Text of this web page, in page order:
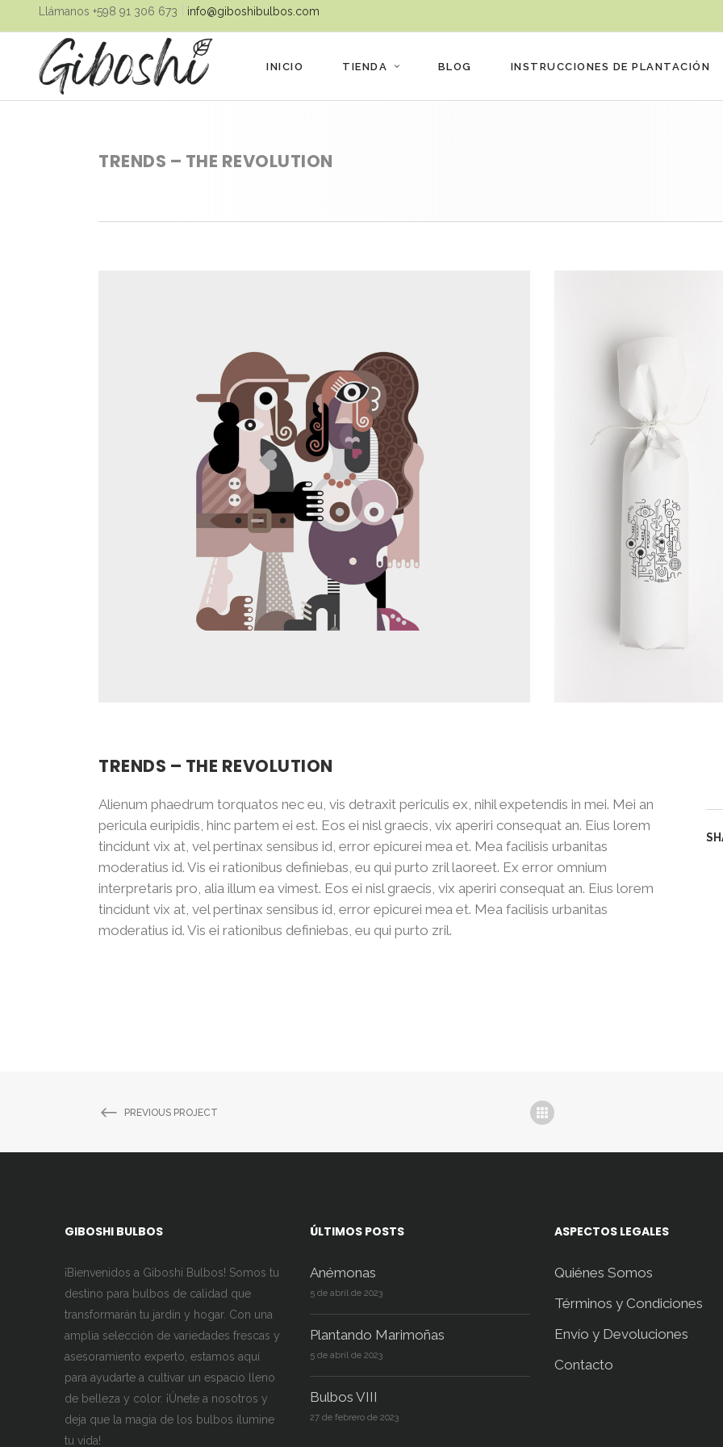
Llámanos ‪+598 91 306 673‬ info@giboshibulbos.com
INICIO TIENDA BLOG INSTRUCCIONES DE PLANTACIÓN
TRENDS – THE REVOLUTION
TRENDS – THE REVOLUTION
Alienum phaedrum torquatos nec eu, vis detraxit periculis ex, nihil expetendis in mei. Mei an
pericula euripidis, hinc partem ei est. Eos ei nisl graecis, vix aperiri consequat an. Eius lorem
tincidunt vix at, vel pertinax sensibus id, error epicurei mea et. Mea facilisis urbanitas
moderatius id. Vis ei rationibus definiebas, eu qui purto zril laoreet. Ex error omnium
interpretaris pro, alia illum ea vimest. Eos ei nisl graecis, vix aperiri consequat an. Eius lorem
tincidunt vix at, vel pertinax sensibus id, error epicurei mea et. Mea facilisis urbanitas
moderatius id. Vis ei rationibus definiebas, eu qui purto zril.
PREVIOUS PROJECT
GIBOSHI BULBOS
¡Bienvenidos a Giboshi Bulbos! Somos tu
destino para bulbos de calidad que
transformarán tu jardín y hogar. Con una
amplia selección de variedades frescas y
asesoramiento experto, estamos aquí
para ayudarte a cultivar un espacio lleno
de belleza y color. ¡Únete a nosotros y
deja que la magia de los bulbos ilumine
tu vida!
ÚLTIMOS POSTS
Anémonas
5 de abril de 2023
Plantando Marimoñas
5 de abril de 2023
Bulbos VIII
27 de febrero de 2023
ASPECTOS LEGALES
Quiénes Somos
Términos y Condiciones
Envío y Devoluciones
Contacto